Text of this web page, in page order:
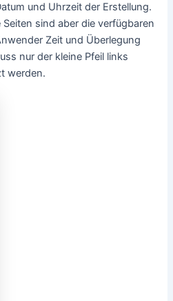
und Uhrzeit der Erstellung.
sind aber die verfügbaren
Zeit und Überlegung
nur der kleine Pfeil links
werden.